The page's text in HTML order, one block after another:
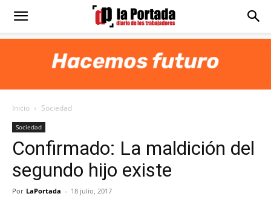
Diario
Portada
Inicio Sociedad
Sociedad
Confirmado: La maldición del
segundo hijo existe
Por LaPortada - 18 julio, 2017